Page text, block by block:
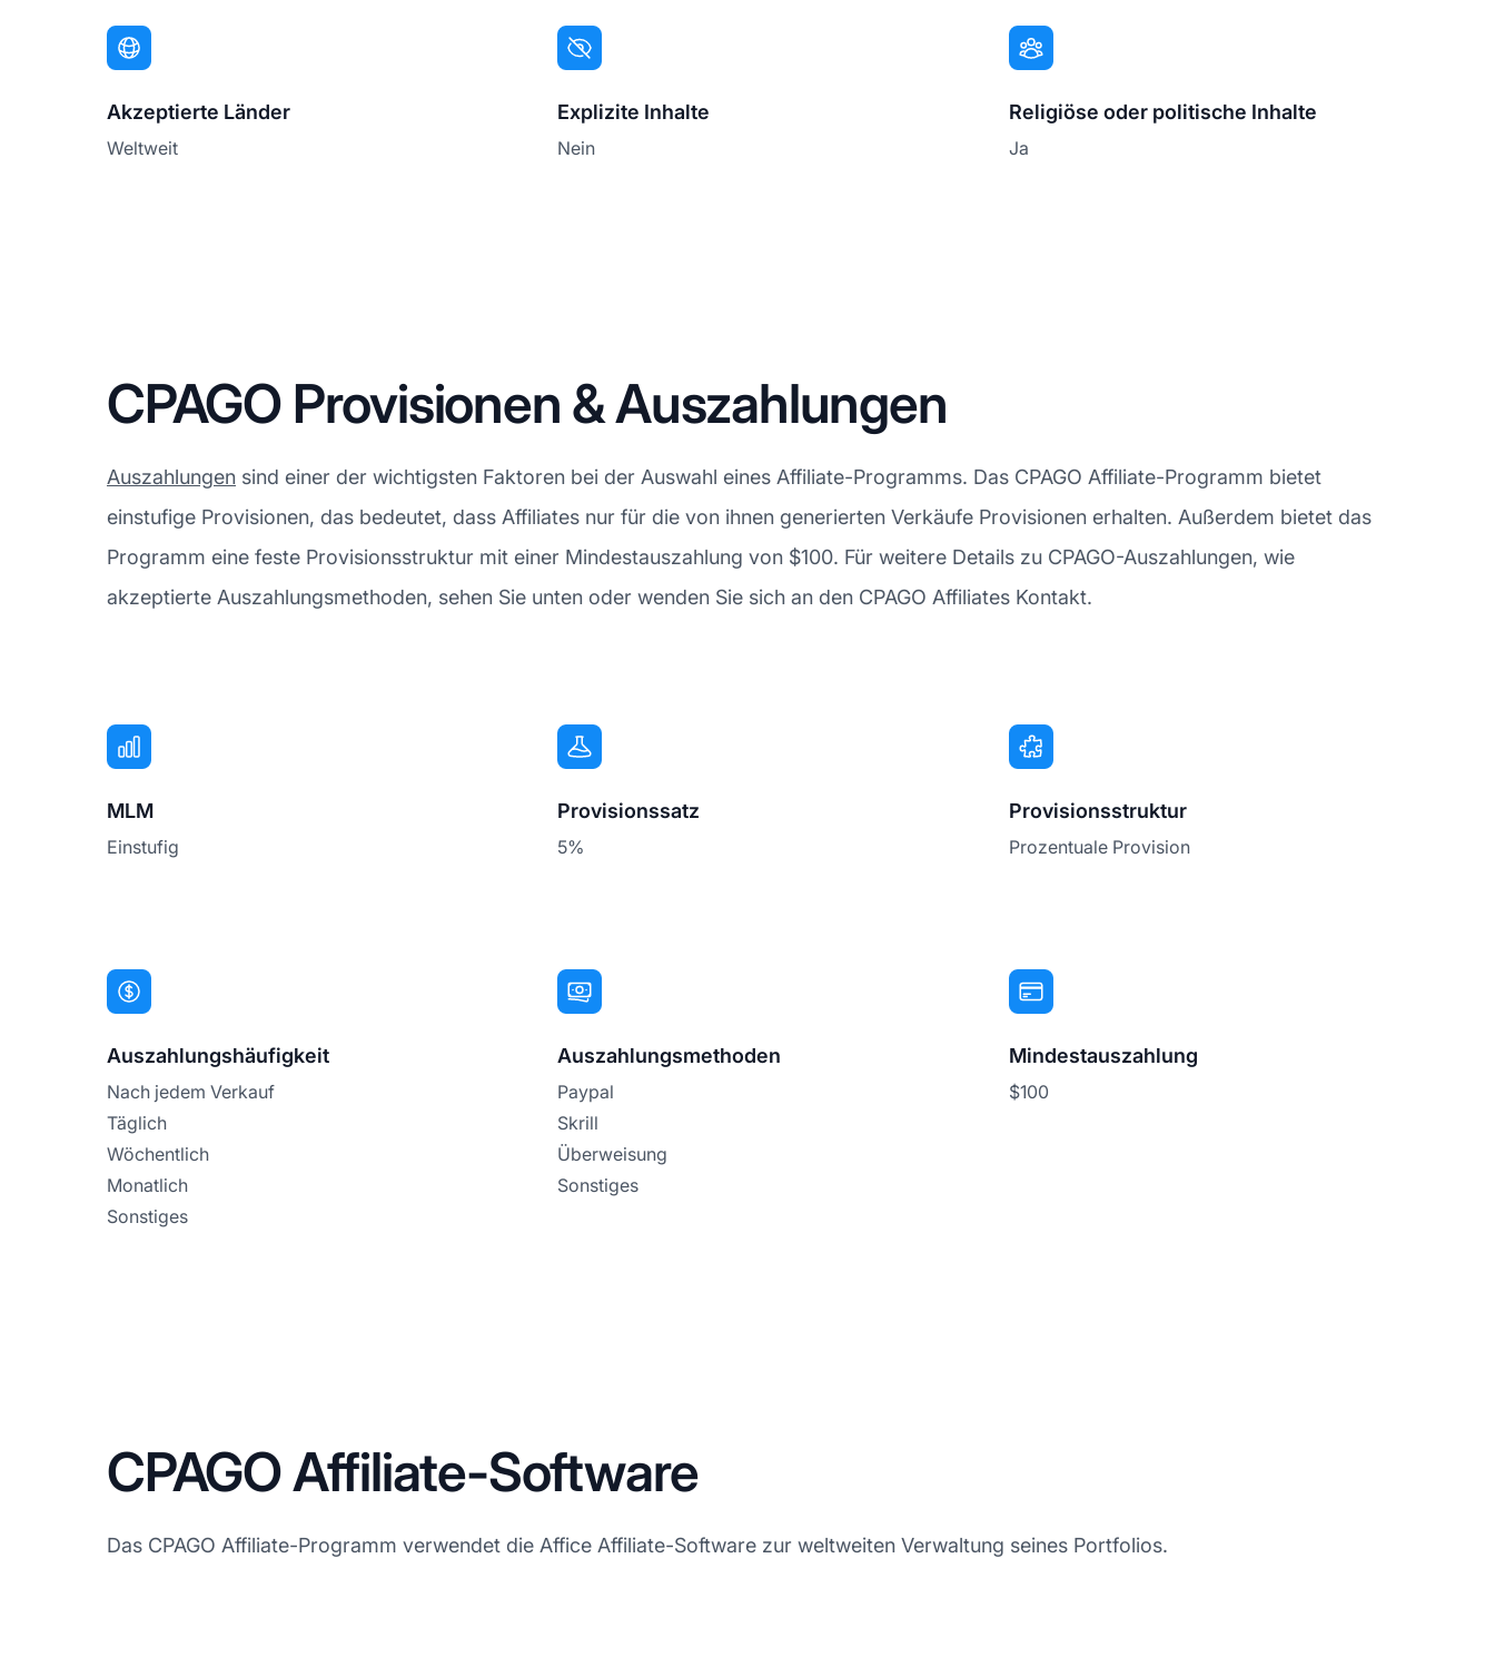
Akzeptierte Länder
Weltweit
Explizite Inhalte
Nein
Religiöse oder politische Inhalte
Ja
CPAGO Provisionen & Auszahlungen
Auszahlungen sind einer der wichtigsten Faktoren bei der Auswahl eines Affiliate-Programms. Das CPAGO Affiliate-Programm bietet
einstufige Provisionen, das bedeutet, dass Affiliates nur für die von ihnen generierten Verkäufe Provisionen erhalten. Außerdem bietet das
Programm eine feste Provisionsstruktur mit einer Mindestauszahlung von $100. Für weitere Details zu CPAGO-Auszahlungen, wie
akzeptierte Auszahlungsmethoden, sehen Sie unten oder wenden Sie sich an den CPAGO Affiliates Kontakt.
MLM
Einstufig
Provisionssatz
5%
Provisionsstruktur
Prozentuale Provision
Auszahlungshäufigkeit
Nach jedem Verkauf
Täglich
Wöchentlich
Monatlich
Sonstiges
Auszahlungsmethoden
Paypal
Skrill
Überweisung
Sonstiges
Mindestauszahlung
$100
CPAGO Affiliate-Software
Das CPAGO Affiliate-Programm verwendet die Affice Affiliate-Software zur weltweiten Verwaltung seines Portfolios.